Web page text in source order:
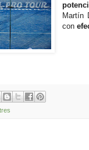
Martín
con